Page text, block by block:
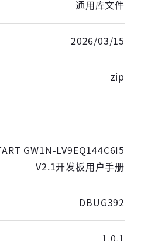
通用库文件
2026/03/15
zip
GW1N-LV9EQ144C6I5
V2.1开发板用户手册
DBUG392
1.0.1